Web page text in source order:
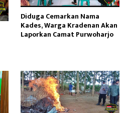
Diduga Cemarkan Nama
Kades, Warga Kradenan Akan
Laporkan Camat Purwoharjo